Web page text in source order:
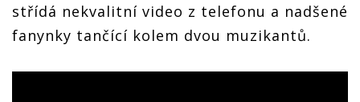
střídá nekvalitní video z telefonu a nadšené
fanynky tančící kolem dvou muzikantů.